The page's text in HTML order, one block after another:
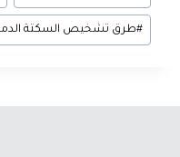
#طرق تشخيص السكتة